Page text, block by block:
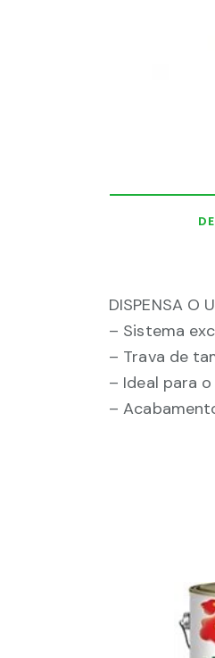
DISPENSA O
– Sistema
– Trava de
– Ideal para
–